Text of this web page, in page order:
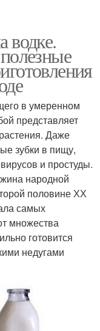
водке.
в умеренном
представляет
Даже
зубки в пищу,
и простуды.
народной
половине ХХ
самых
множества
готовится
недугами